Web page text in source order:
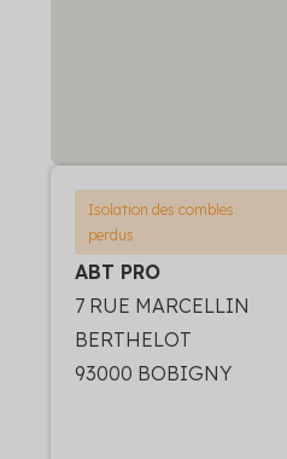
Isolation des combles
perdus
ABT PRO
7 RUE MARCELLIN
BERTHELOT
93000 BOBIGNY